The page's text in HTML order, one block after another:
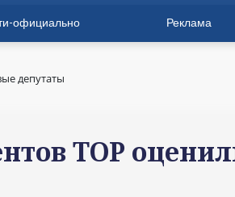
официально Реклама
депутаты
ТОР